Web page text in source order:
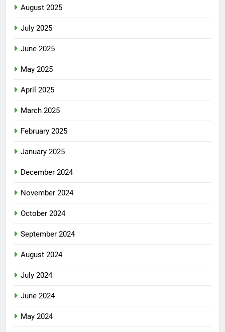
August 2025
July 2025
June 2025
May 2025
April 2025
March 2025
February 2025
January 2025
December 2024
November 2024
October 2024
September 2024
August 2024
July 2024
June 2024
May 2024